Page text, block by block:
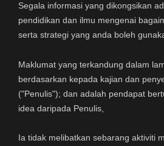
Segala informasi yang dikongsikan
pendidikan dan ilmu mengenai
serta strategi yang anda boleh
Maklumat yang terkandung dalam
berdasarkan kepada kajian dan
("Penulis"); dan adalah pendapat
idea daripada Penulis,
Ia tidak melibatkan sebarang aktiviti